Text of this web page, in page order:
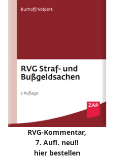
RVG-Kommentar,
7. Aufl. neu!!
hier bestellen